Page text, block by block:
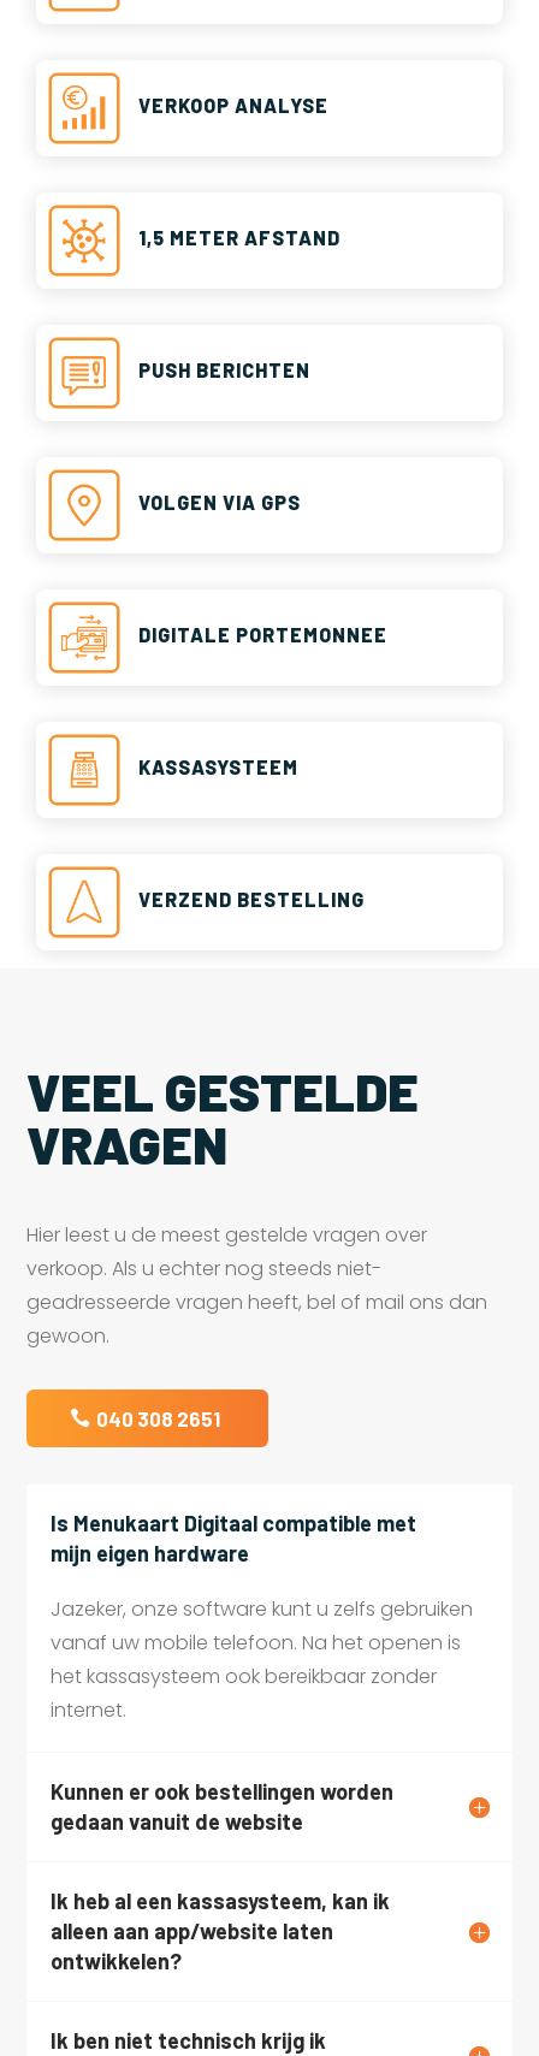
VERKOOP ANALYSE
1,5 METER AFSTAND
PUSH BERICHTEN
VOLGEN VIA GPS
DIGITALE PORTEMONNEE
KASSASYSTEEM
VERZEND BESTELLING
VEEL GESTELDE
VRAGEN
Hier leest u de meest gestelde vragen over
verkoop. Als u echter nog steeds niet-
geadresseerde vragen heeft, bel of mail ons dan
gewoon.
040 308 2651
Is Menukaart Digitaal compatible met
mijn eigen hardware
Jazeker, onze software kunt u zelfs gebruiken
vanaf uw mobile telefoon. Na het openen is
het kassasysteem ook bereikbaar zonder
internet.
Kunnen er ook bestellingen worden
gedaan vanuit de website
Ik heb al een kassasysteem, kan ik
alleen aan app/website laten
ontwikkelen?
Ik ben niet technisch krijg ik